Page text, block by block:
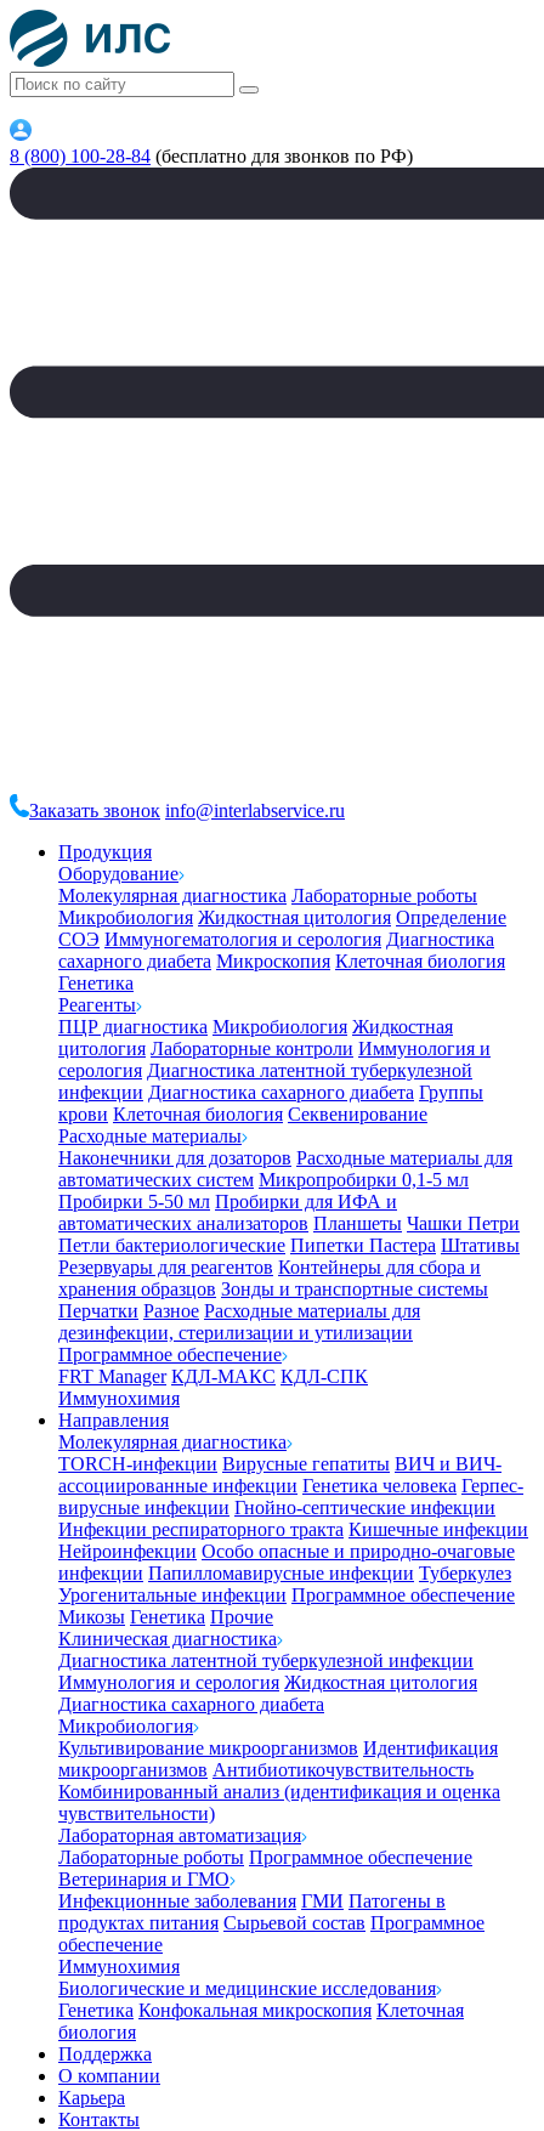
8 (800) 100-28-84 (бесплатно для звонков по РФ)
Заказать звонок info@interlabservice.ru
Продукция
Оборудование
Молекулярная диагностика Лабораторные роботы
Микробиология Жидкостная цитология Определение
СОЭ Иммуногематология и серология Диагностика
сахарного диабета Микроскопия Клеточная биология
Генетика
Реагенты
ПЦР диагностика Микробиология Жидкостная
цитология Лабораторные контроли Иммунология и
серология Диагностика латентной туберкулезной
инфекции Диагностика сахарного диабета Группы
крови Клеточная биология Секвенирование
Расходные материалы
Наконечники для дозаторов Расходные материалы для
автоматических систем Микропробирки 0,1-5 мл
Пробирки 5-50 мл Пробирки для ИФА и
автоматических анализаторов Планшеты Чашки Петри
Петли бактериологические Пипетки Пастера Штативы
Резервуары для реагентов Контейнеры для сбора и
хранения образцов Зонды и транспортные системы
Перчатки Разное Расходные материалы для
дезинфекции, стерилизации и утилизации
Программное обеспечение
FRT Manager КДЛ-МАКС КДЛ-СПК
Иммунохимия
Направления
Молекулярная диагностика
TORCH-инфекции Вирусные гепатиты ВИЧ и ВИЧ-
ассоциированные инфекции Генетика человека Герпес-
вирусные инфекции Гнойно-септические инфекции
Инфекции респираторного тракта Кишечные инфекции
Нейроинфекции Особо опасные и природно-очаговые
инфекции Папилломавирусные инфекции Туберкулез
Урогенитальные инфекции Программное обеспечение
Микозы Генетика Прочие
Клиническая диагностика
Диагностика латентной туберкулезной инфекции
Иммунология и серология Жидкостная цитология
Диагностика сахарного диабета
Микробиология
Культивирование микроорганизмов Идентификация
микроорганизмов Антибиотикочувствительность
Комбинированный анализ (идентификация и оценка
чувствительности)
Лабораторная автоматизация
Лабораторные роботы Программное обеспечение
Ветеринария и ГМО
Инфекционные заболевания ГМИ Патогены в
продуктах питания Сырьевой состав Программное
обеспечение
Иммунохимия
Биологические и медицинские исследования
Генетика Конфокальная микроскопия Клеточная
биология
Поддержка
О компании
Карьера
Контакты